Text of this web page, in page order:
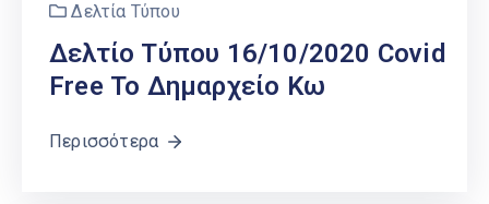
Δελτία Τύπου
Δελτίο Τύπου 16/10/2020 Covid
Free Το Δημαρχείο Κω
Περισσότερα